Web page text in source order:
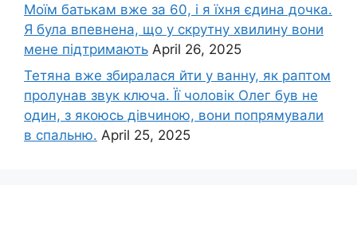
Моїм батькам вже за 60, і я їхня єдина дочка.
Я була впевнена, що у скрутну хвилину вони
мене підтримають April 26, 2025
Тетяна вже збиралася йти у ванну, як раптом
пролунав звук ключа. Її чоловік Олег був не
один, з якоюсь дівчиною, вони попрямували
в спальню. April 25, 2025